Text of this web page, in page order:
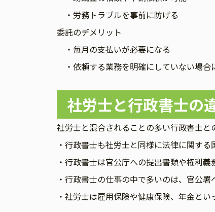
・労務トラブルを事前に防げる
委託のデメリット
・毎月の支払いが必要になる
・依頼する業務を明確にしていない場
社労士と行政書士の
社労士と混合されることの多い行政書士と
・行政書士も社労士と同様に法律に関する
・行政書士は官公庁への提出書類や権利
・行政書士の仕事の中で多いのは、官公
・社労士は雇用保険や健康保険、年金と